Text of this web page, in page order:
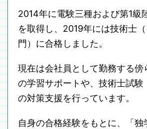
2014年に電験三種および第1級
を取得し、2019年には技術士
門）に合格しました。
現在は会社員として勤務する傍
の学習サポートや、技術士試験
の対策支援を行っています。
自身の合格経験をもとに、「独